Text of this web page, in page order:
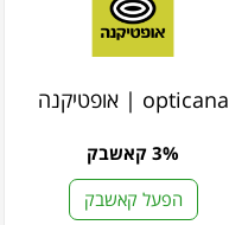
opticana | אופטיקנה
3% קאשבק
הפעל קאשבק